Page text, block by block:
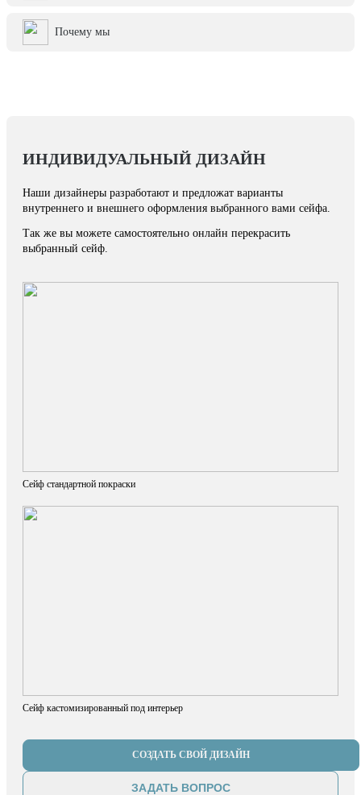
Почему мы
ИНДИВИДУАЛЬНЫЙ ДИЗАЙН
Наши дизайнеры разработают и предложат варианты
внутреннего и внешнего оформления выбранного вами сейфа.
Так же вы можете самостоятельно онлайн перекрасить
выбранный сейф.
Сейф стандартной покраски
Сейф кастомизированный под интерьер
СОЗДАТЬ СВОЙ ДИЗАЙН
ЗАДАТЬ ВОПРОС